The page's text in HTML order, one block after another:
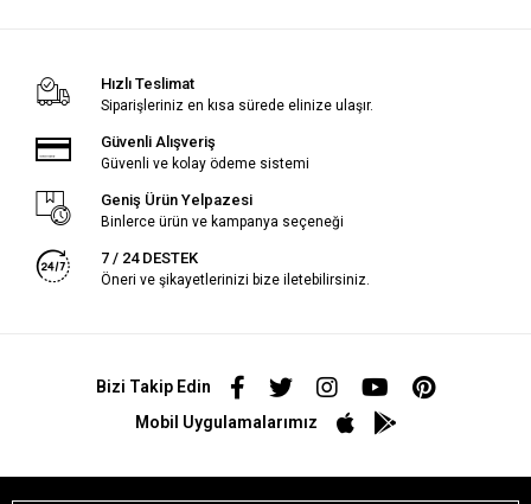
Hızlı Teslimat
Siparişleriniz en kısa sürede elinize ulaşır.
Güvenli Alışveriş
Güvenli ve kolay ödeme sistemi
Geniş Ürün Yelpazesi
Binlerce ürün ve kampanya seçeneği
7 / 24 DESTEK
Öneri ve şikayetlerinizi bize iletebilirsiniz.
Bizi Takip Edin
Mobil Uygulamalarımız